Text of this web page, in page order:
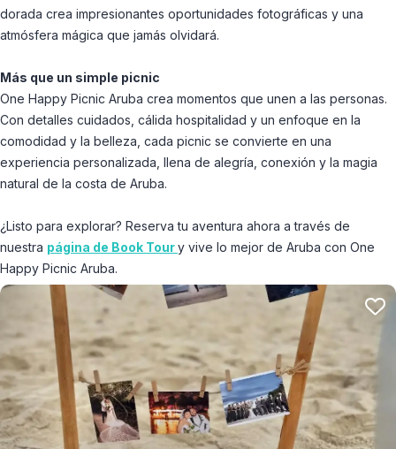
dorada crea impresionantes oportunidades fotográficas y una
atmósfera mágica que jamás olvidará.
Más que un simple picnic
One Happy Picnic Aruba crea momentos que unen a las personas.
Con detalles cuidados, cálida hospitalidad y un enfoque en la
comodidad y la belleza, cada picnic se convierte en una
experiencia personalizada, llena de alegría, conexión y la magia
natural de la costa de Aruba.
¿Listo para explorar? Reserva tu aventura ahora a través de
nuestra página de Book Toury vive lo mejor de Aruba con One
Happy Picnic Aruba.